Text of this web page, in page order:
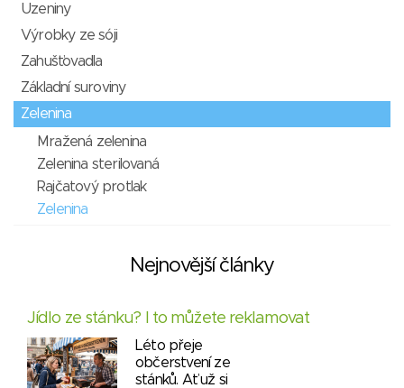
Uzeniny
Výrobky ze sóji
Zahušťovadla
Základní suroviny
Zelenina
Mražená zelenina
Zelenina sterilovaná
Rajčatový protlak
Zelenina
Nejnovější články
Jídlo ze stánku? I to můžete reklamovat
Léto přeje
občerstvení ze
stánků. Ať už si